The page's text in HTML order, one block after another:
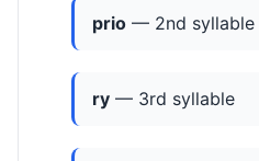
prio — 2nd syllable
ry — 3rd syllable